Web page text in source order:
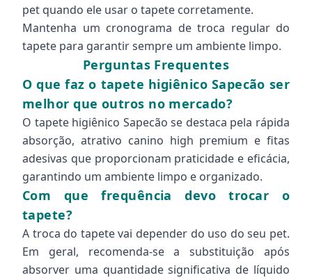
pet quando ele usar o tapete corretamente.
Mantenha um cronograma de troca regular do
tapete para garantir sempre um ambiente limpo.
Perguntas Frequentes
O que faz o tapete higiênico Sapecão ser
melhor que outros no mercado?
O tapete higiênico Sapecão se destaca pela rápida
absorção, atrativo canino high premium e fitas
adesivas que proporcionam praticidade e eficácia,
garantindo um ambiente limpo e organizado.
Com que frequência devo trocar o
tapete?
A troca do tapete vai depender do uso do seu pet.
Em geral, recomenda-se a substituição após
absorver uma quantidade significativa de líquido